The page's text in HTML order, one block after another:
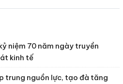
niệm 70 năm ngày truyền
kinh tế
trung nguồn lực, tạo đà tăng